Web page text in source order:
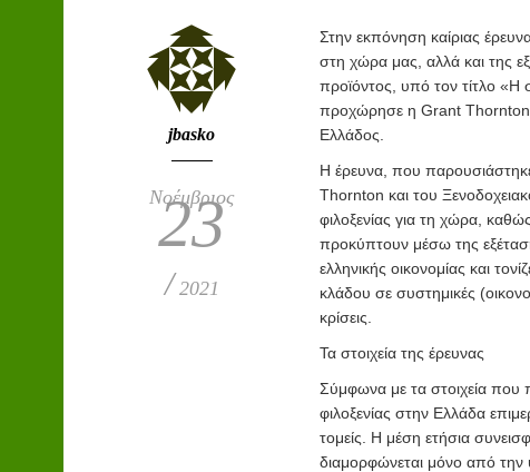
jbasko
Νοέμβριος
23
/ 2021
Στην εκπόνηση καίριας
στη χώρα μας, αλλά και της
προϊόντος, υπό τον τίτλο «Η
προχώρησε η Grant Thornton,
Ελλάδος.
H έρευνα, που
Thornton και του
φιλοξενίας για τη χώρα,
προκύπτουν μέσω της
ελληνικής οικονομίας και
κλάδου σε συστημικές
κρίσεις.
Τα στοιχεία της έρευνας
Σύμφωνα με τα στοιχεία που
φιλοξενίας στην Ελλάδα
τομείς. Η μέση ετήσια
διαμορφώνεται μόνο από την